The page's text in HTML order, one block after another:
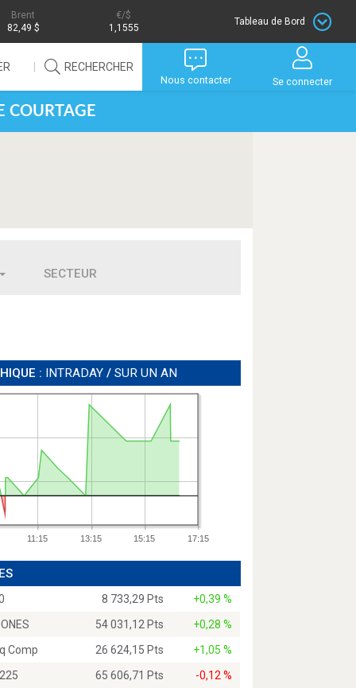
Brent
82,49 $
/$
1,1555
Tableau de Bord
RECHERCHER
Nous contacter Se connecter
COURTAGE
SECTEUR
: INTRADAY /SUR UN AN
11:15 13:15 15:15 17:15
8 733,29 Pts
+0,39 %
54 031,12 Pts
+0,28 %
Comp
26 624,15 Pts
+1,05 %
65 606,71 Pts -0,12 %